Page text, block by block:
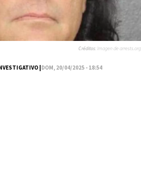
|DOM, 20/04/2025 - 18:54
Créditos:Imagen de arrests.org